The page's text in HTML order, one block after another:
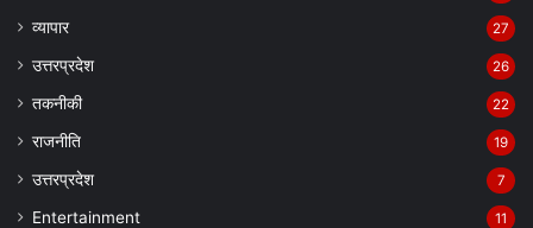
व्यापार 27
उत्तरप्रदेश 26
तकनीकी 22
राजनीति 19
उत्तरप्रदेश 7
Entertainment 11